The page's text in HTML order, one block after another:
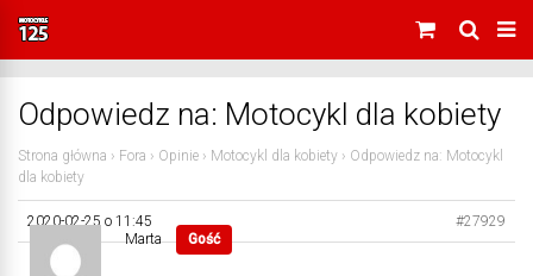
Odpowiedz na: Motocykl dla kobiety
Strona główna › Fora › Opinie › Motocykl dla kobiety › Odpowiedz na: Motocykl
dla kobiety
2020-02-25 o 11:45
#27929
Marta
Gość